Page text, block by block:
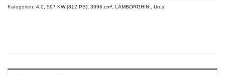
Kategorien: 4.0, 597 KW (812 PS), 3996 cm³ LAMBORGHINI Urus